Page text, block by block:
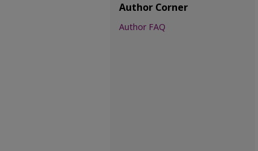
Author Corner
Author FAQ